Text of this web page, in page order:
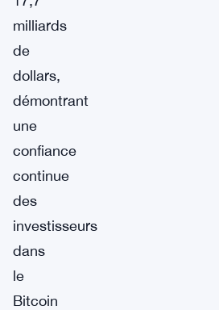
milliards
de
dollars,
démontrant
une
confiance
continue
des
investisseurs
dans
le
Bitcoin